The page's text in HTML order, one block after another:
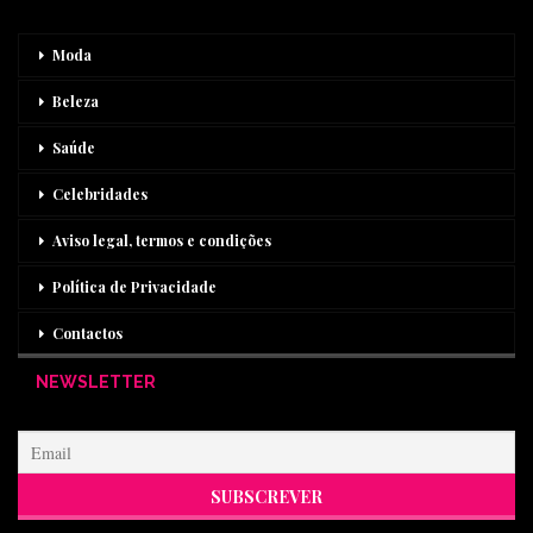
Moda
Beleza
Saúde
Celebridades
Aviso legal, termos e condições
Política de Privacidade
Contactos
NEWSLETTER